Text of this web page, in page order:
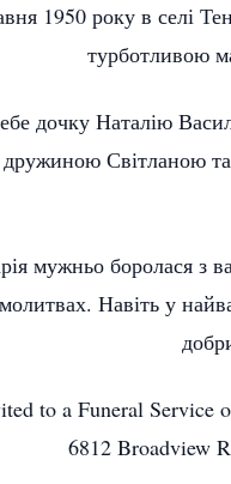
1950 року в селі
турботливою
дочку Наталію
дружиною Світланою
мужньо боролася
Навіть у
to a Funeral Service
6812 Broadview